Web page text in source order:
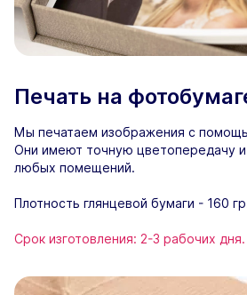
Печать на
Мы печатаем изображения с
Они имеют точную цветопередачу
любых помещений.
Плотность глянцевой бумаги - 160
Срок изготовления: 2-3 рабочих дня.